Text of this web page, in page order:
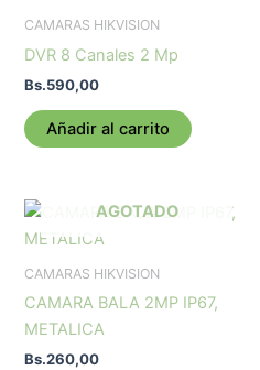
CAMARAS HIKVISION
DVR 8 Canales 2 Mp
Bs.590,00
Añadir al carrito
AGOTADO
CAMARAS HIKVISION
CAMARA BALA 2MP IP67,
METALICA
Bs.260,00